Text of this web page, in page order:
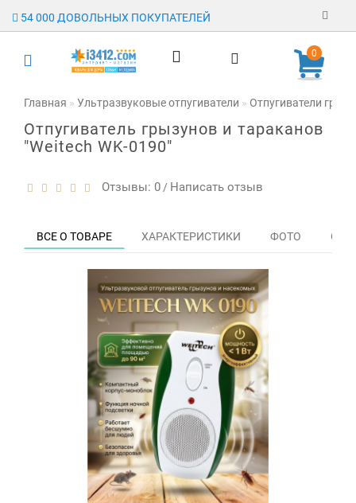
54 000 ДОВОЛЬНЫХ ПОКУПАТЕЛЕЙ
Регистрация
Гарантия
Оплата
Заявка на
опт
Контакты
Мои
Сравнение
товаров
0
Главная Ультразвуковые отпугиватели Отпугиватели
Отпугиватель грызунов и тараканов
"Weitech WK-0190"
Отзывы: 0 / Написать отзыв
ВСЕ О ТОВАРЕ ХАРАКТЕРИСТИКИ ФОТО